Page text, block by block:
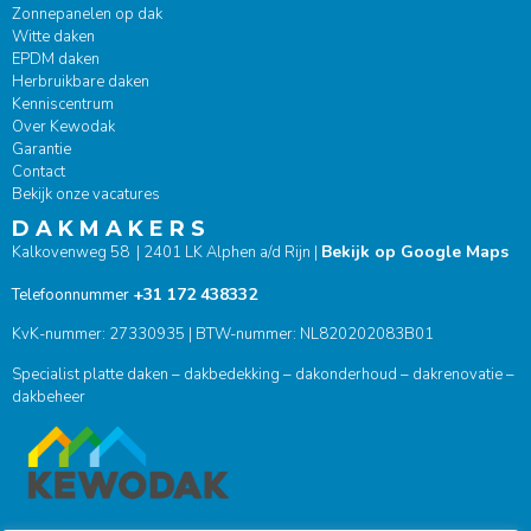
Zonnepanelen op dak
Witte daken
EPDM daken
Herbruikbare daken
Kenniscentrum
Over Kewodak
Garantie
Contact
Bekijk onze vacatures
D A K M A K E R S
Kalkovenweg 58 | 2401 LK Alphen a/d Rijn | Bekijk op Google Maps
Telefoonnummer +31 172 438332
KvK-nummer: 27330935 | BTW-nummer: NL820202083B01
Specialist platte daken – dakbedekking – dakonderhoud – dakrenovatie –
dakbeheer